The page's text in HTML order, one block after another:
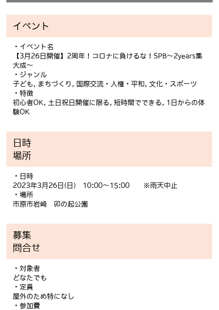
イベント
・イベント名
【3月26日開催】2周年！コロナに負けるな！SPB～2years集
大成～
・ジャンル
子ども, まちづくり, 国際交流・人権・平和, 文化・スポーツ
・特徴
初心者OK, 土日祝日開催に限る, 短時間でできる, 1日からの体
験OK
日時
場所
・日時
2023年3月26日(日) 10:00～15:00 ※雨天中止
・場所
市原市岩崎 卯の起公園
募集
問合せ
・対象者
どなたでも
・定員
屋外のため特になし
・参加費